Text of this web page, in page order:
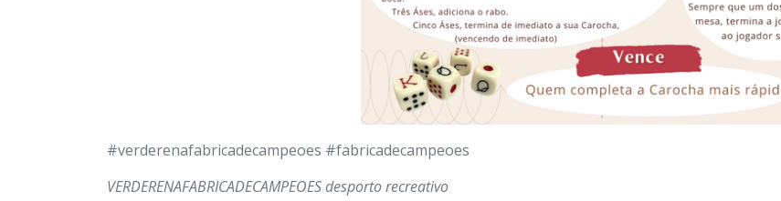
#verderenafabricadecampeoes #fabricadecampeoes
VERDERENAFABRICADECAMPEOESdesportorecreativo